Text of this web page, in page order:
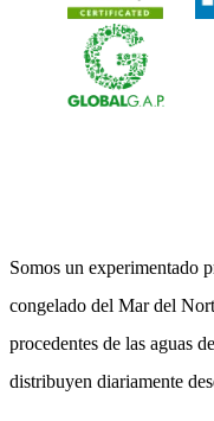
Somos un experimentado
congelado del Mar del
procedentes de las aguas
distribuyen diariamente